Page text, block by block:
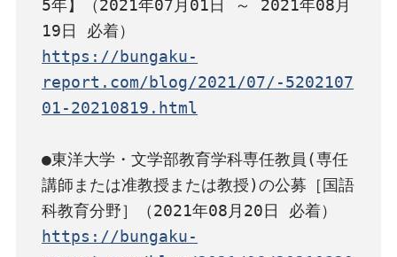
5年】（2021年07月01日 ～ 2021年08月
https://bungaku-
report.com/blog/2021/07/-5202107
01-20210819.html
●東洋大学・文学部教育学科専任教員(専任
講師または准教授または教授)の公募［国語
https://bungaku-